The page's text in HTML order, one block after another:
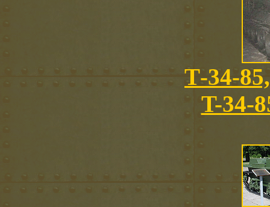
Т-34-
T-34-